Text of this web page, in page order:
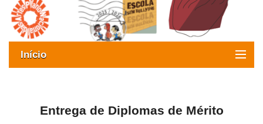
Início
Oferta formativa
Entrega de Diplomas de Mérito